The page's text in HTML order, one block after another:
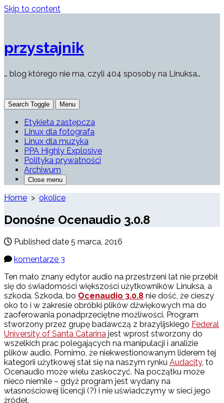
Skip to content
przystajnik
… blog którego nie ma, czyli 404 sposoby na Linuksa…
Search Toggle Menu
Etykieta zastępcza
Linux dla fotografa
Linux dla muzyka
PPA Highly Explosive
Polityka prywatności
Archiwum
Close menu
Home > okolice
Donośne Ocenaudio 3.0.8
Published date 5 marca, 2016
komentarze 3
Ten mało znany edytor audio na przestrzeni lat nie przebił
się do świadomości większości użytkowników Linuksa, a
szkoda. Szkoda, bo Ocenaudio 3.0.8 nie dość, że cieszy
oko to i w zakresie obróbki plików dźwiękowych ma do
zaoferowania ponadprzeciętne możliwości. Program
stworzony przez grupę badawczą z brazylijskiego Federal
University of Santa Catarina jest wprost stworzony do
wszelkich prac polegających na manipulacji i analizie
plików audio. Pomimo, że niekwestionowanym liderem tej
kategorii użytkowej stał się na naszym rynku Audacity, to
Ocenaudio może wielu zaskoczyć. Na początku może
nieco niemile – gdyż program jest wydany na
własnościowej licencji (?) i nie uświadczymy w sieci jego
źródeł.